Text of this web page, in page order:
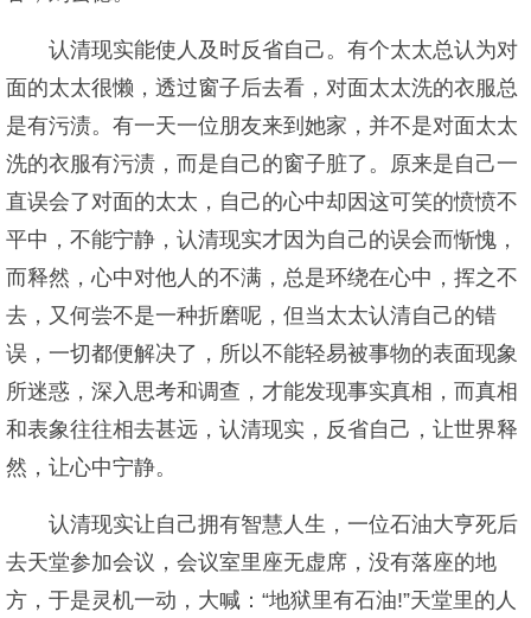
认清现实能使人及时反省自己。有个太太总认为对
面的太太很懒，透过窗子后去看，对面太太洗的衣服总
是有污渍。有一天一位朋友来到她家，并不是对面太太
洗的衣服有污渍，而是自己的窗子脏了。原来是自己一
直误会了对面的太太，自己的心中却因这可笑的愤愤不
平中，不能宁静，认清现实才因为自己的误会而惭愧，
而释然，心中对他人的不满，总是环绕在心中，挥之不
去，又何尝不是一种折磨呢，但当太太认清自己的错
误，一切都便解决了，所以不能轻易被事物的表面现象
所迷惑，深入思考和调查，才能发现事实真相，而真相
和表象往往相去甚远，认清现实，反省自己，让世界释
然，让心中宁静。
认清现实让自己拥有智慧人生，一位石油大亨死后
去天堂参加会议，会议室里座无虚席，没有落座的地
方，于是灵机一动，大喊：“地狱里有石油!”天堂里的人